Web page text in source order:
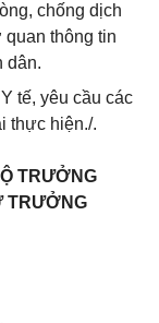
chống dịch
thông tin
dân.
tế, yêu cầu các
thực hiện./.
TRƯỞNG
TRƯỞNG